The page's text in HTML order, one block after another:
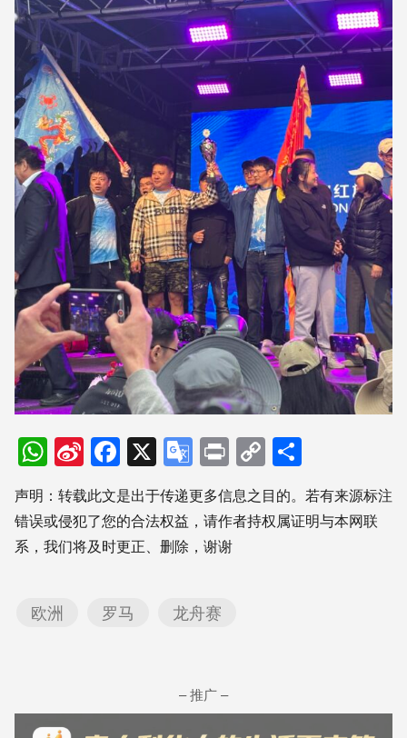
WhatsApp
Sina
Weibo
Facebook
X Google
Translate
PrintCopy
Link享
声明：转载此文是出于传递更多信息之目的。若有来源标注
错误或侵犯了您的合法权益，请作者持权属证明与本网联
系，我们将及时更正、删除，谢谢
欧洲 罗马 龙舟赛
– 推广 –